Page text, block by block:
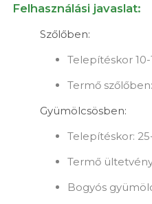
Felhasználási javaslat:
Szőlőben:
Telepítéskor
Termő
Gyümölcsösben:
Telepítéskor:
Termő
Bogyós